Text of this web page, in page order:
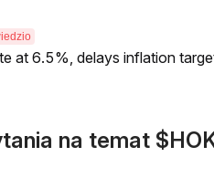
at 6.5%, delays inflation
na temat